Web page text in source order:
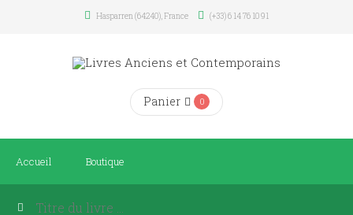
Hasparren (64240), France (+33) 6 14 76 10 91
Panier 0
Accueil Boutique